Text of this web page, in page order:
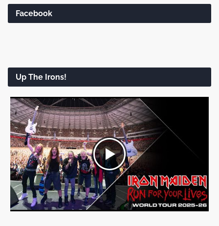
Facebook
Up The Irons!